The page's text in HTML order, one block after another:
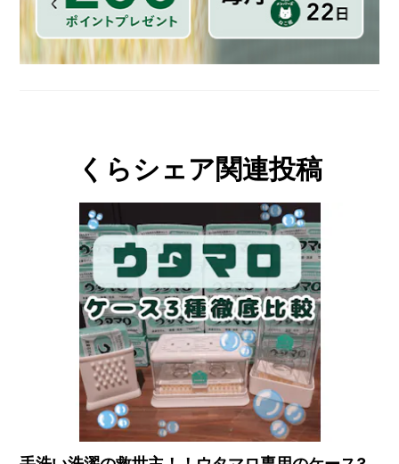
くらシェア関連投稿